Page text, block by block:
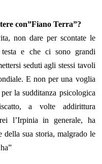
con”Fiano Terra”?
non dare per scontate le
testa e che ci sono grandi
seduti agli stessi tavoli
E non per una voglia
la sudditanza psicologica
a volte addirittura
l’Irpinia in generale, ha
della sua storia, malgrado le